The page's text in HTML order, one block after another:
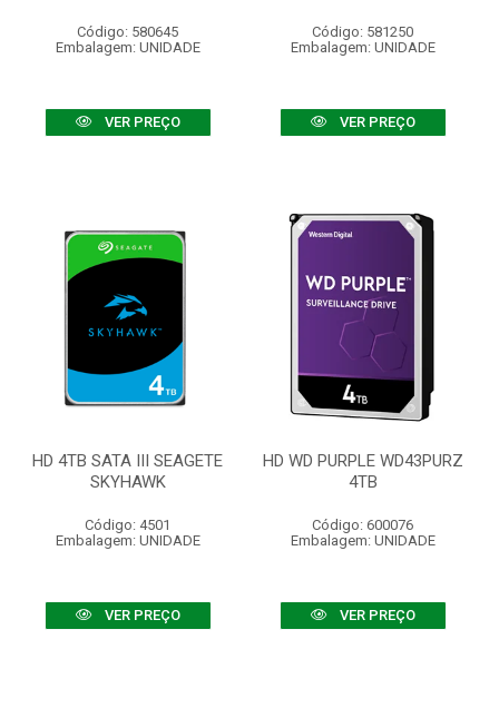
Código: 580645
Embalagem: UNIDADE
VER PREÇO
Código: 581250
Embalagem: UNIDADE
VER PREÇO
HD 4TB SATA III SEAGETE
SKYHAWK
Código: 4501
Embalagem: UNIDADE
VER PREÇO
HD WD PURPLE WD43PURZ
4TB
Código: 600076
Embalagem: UNIDADE
VER PREÇO